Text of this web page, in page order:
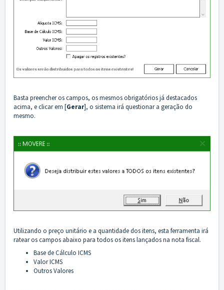
Basta preencher os campos, os mesmos obrigatórios já destacados
acima, e clicar em [Gerar], o sistema irá questionar a geração do
mesmo.
Utilizando o preço unitário e a quantidade dos itens, esta ferramenta irá
ratear os campos abaixo para todos os itens lançados na nota fiscal.
Base de Cálculo ICMS
Valor ICMS
Outros Valores